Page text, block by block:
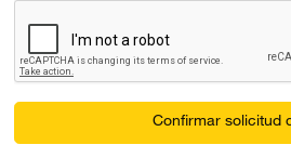
Confirmar solicitud